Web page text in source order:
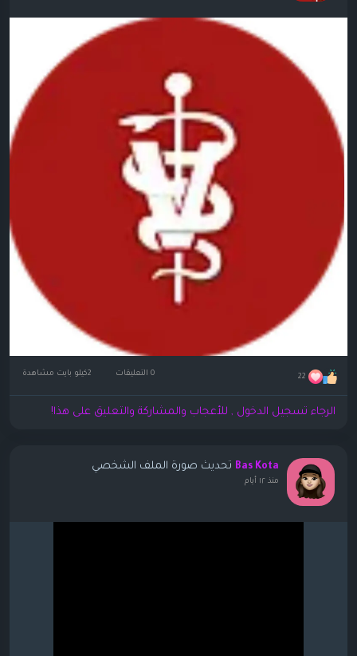
22 0 التعليقات
الرجاء تسجيل الدخول , للأعجاب والمشاركة والتعليق على هذا!
Bas Kota تحديث صورة الملف الشخصي
منذ ١٢ أيام